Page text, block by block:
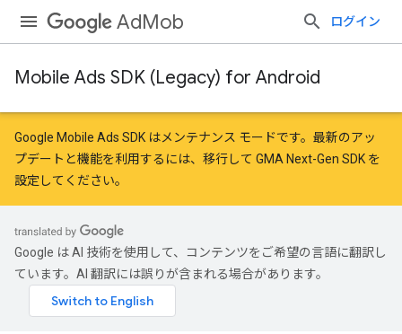
AdMob ログイン
Mobile Ads SDK (Legacy) for Android
Google Mobile Ads SDK はメンテナンス モードです。最新のアッ
プデートと機能を利用するには、 移行して GMA Next-Gen SDK を
設定 してください。
Google は AI 技術を使用して、コンテンツをご希望の言語に翻訳し
ています。AI 翻訳には誤りが含まれる場合があります。